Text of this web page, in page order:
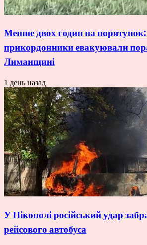
Менше двох годин на
прикордонники евакуювали
Лиманщині
1 день назад
У Нікополі російський удар
рейсового автобуса